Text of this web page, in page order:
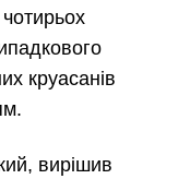
круасанів
вирішив